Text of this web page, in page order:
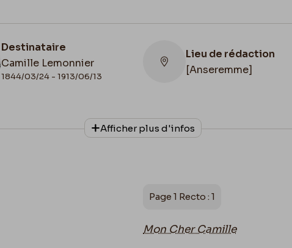
Destinataire
Camille Lemonnier
1844/03/24 - 1913/06/13
Lieu de rédaction
[Anseremme]
Collationnage
Belgique, Bruxelles,
Afficher plus d'infos
Page 1 Recto : 1
Mon Cher Camille